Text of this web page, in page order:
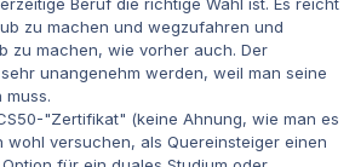
zu machen und wegzufahren und
zu machen, wie vorher auch. Der
unangenehm werden, weil man seine
muss.
"Zertifikat" (keine Ahnung, wie man es
wohl versuchen, als Quereinsteiger einen